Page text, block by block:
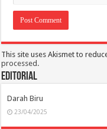
This site uses Akismet to
processed.
Editorial
Darah Biru
23/04/2025